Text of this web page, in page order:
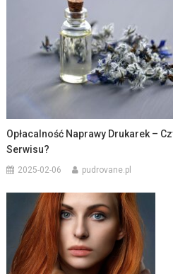
Opłacalność Naprawy Drukarek –
Serwisu?
2025-02-06 pudrovane.pl